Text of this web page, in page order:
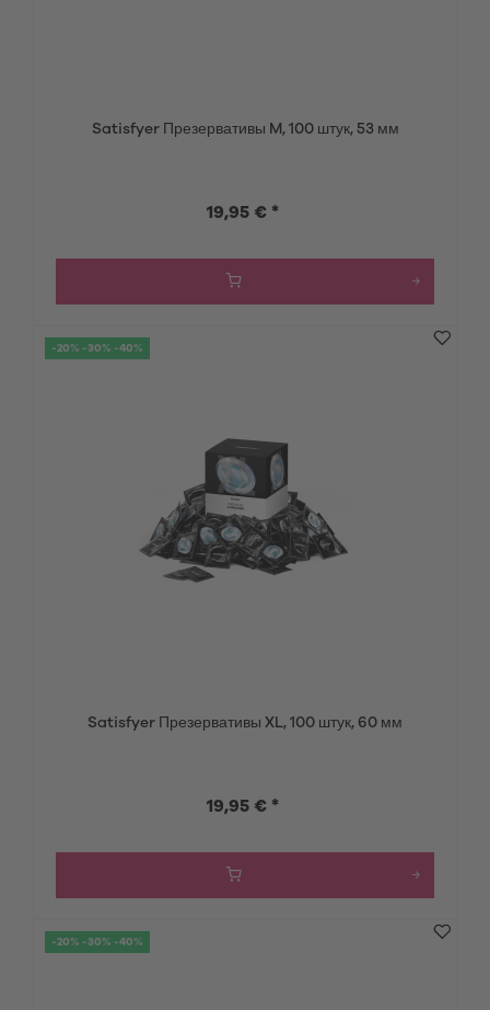
Satisfyer Презервативы M, 100 штук, 53 мм
19,95 € *
-20% -30% -40%
Satisfyer Презервативы XL, 100 штук, 60 мм
19,95 € *
-20% -30% -40%